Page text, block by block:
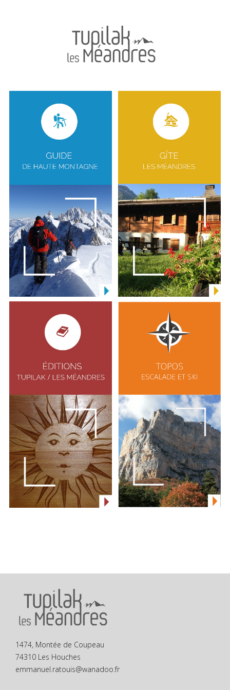
1474, Montée de Coupeau
74310 Les Houches
emmanuel.ratouis@wanadoo.fr